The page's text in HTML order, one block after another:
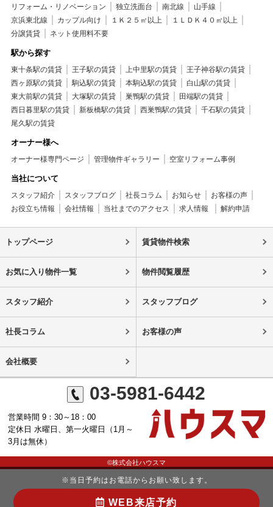
リフォーム・リノベーション 独立洗面台 南北線
山手線
京浜東北線
カップル向け １Ｋ２５㎡以上
１ＬＤＫ４０㎡以上
分譲賃貸
ネット使用料不要
駅から探す
東十条駅の賃貸 王子駅の賃貸 上中里駅の賃貸
王子神谷駅の賃貸
西ヶ原駅の賃貸
駒込駅の賃貸 本駒込駅の賃貸
白山駅の賃貸
東大前駅の賃貸
大塚駅の賃貸 巣鴨駅の賃貸
田端駅の賃貸
西日暮里駅の賃貸
新板橋駅の賃貸 西巣鴨駅の賃貸
千石駅の賃貸
尾久駅の賃貸
オーナー様へ
オーナー様専門ページ 管理物件ギャラリー 空室リフォーム事例
当社について
スタッフ紹介 スタッフブログ 社長コラム お知らせ
お客様の声
お役立ち情報
会社情報 当社までのアクセス 求人情報 解約申請
トップページ 賃貸物件検索
お気に入り物件一覧 物件閲覧履歴
スタッフ紹介 スタッフブログ
社長コラム お客様の声
会社概要
03-5981-6442
営業時間 9：30～18：00
定休日 水曜日、第一火曜日（1月～
3月は無休）
©株式会社ハウスマ
※当日予約はお電話からお願い致します。
WEB来店予約